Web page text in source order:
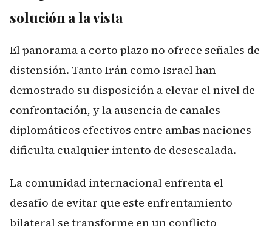
solución a la vista
El panorama a corto plazo no ofrece señales de
distensión. Tanto Irán como Israel han
demostrado su disposición a elevar el nivel de
confrontación, y la ausencia de canales
diplomáticos efectivos entre ambas naciones
dificulta cualquier intento de desescalada.
La comunidad internacional enfrenta el
desafío de evitar que este enfrentamiento
bilateral se transforme en un conflicto